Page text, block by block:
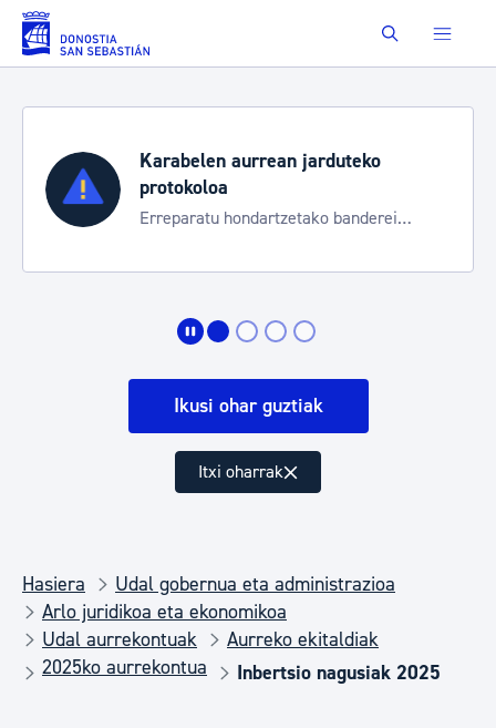
Eduki nagusira joan Buscar
Karabelen aurrean jarduteko
protokoloa
Erreparatu hondartzetako banderei
Ikusi ohar guztiak
Itxi oharrak
Hasiera
Udal gobernua eta administrazioa
Arlo juridikoa eta ekonomikoa
Udal aurrekontuak
Aurreko ekitaldiak
2025ko aurrekontua
Inbertsio nagusiak 2025